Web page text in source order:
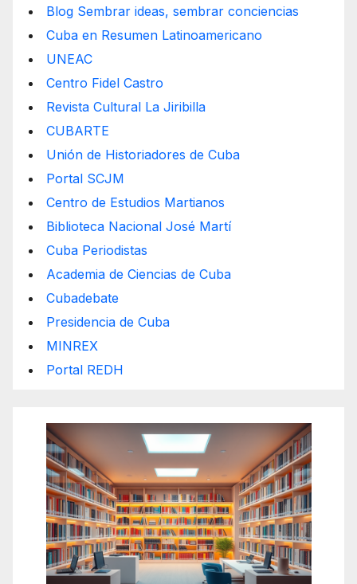
Blog Sembrar ideas, sembrar conciencias
Cuba en Resumen Latinoamericano
UNEAC
Centro Fidel Castro
Revista Cultural La Jiribilla
CUBARTE
Unión de Historiadores de Cuba
Portal SCJM
Centro de Estudios Martianos
Biblioteca Nacional José Martí
Cuba Periodistas
Academia de Ciencias de Cuba
Cubadebate
Presidencia de Cuba
MINREX
Portal REDH